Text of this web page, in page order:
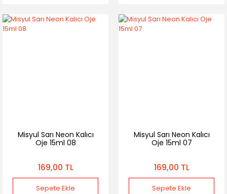
Misyul Sarı Neon Kalıcı
Oje 15ml 08
169,00 TL
Sepete Ekle
Misyul Sarı Neon Kalıcı
Oje 15ml 07
169,00 TL
Sepete Ekle